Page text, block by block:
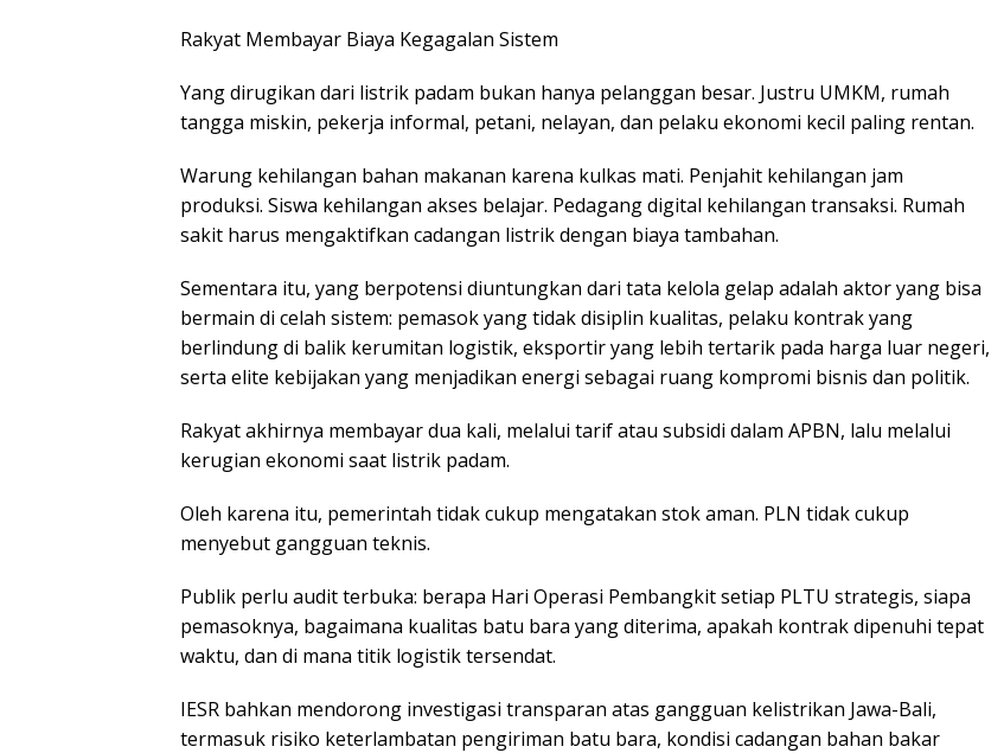
Rakyat Membayar Biaya Kegagalan Sistem
Yang dirugikan dari listrik padam bukan hanya pelanggan besar. Justru UMKM, rumah
tangga miskin, pekerja informal, petani, nelayan, dan pelaku ekonomi kecil paling rentan.
Warung kehilangan bahan makanan karena kulkas mati. Penjahit kehilangan jam
produksi. Siswa kehilangan akses belajar. Pedagang digital kehilangan transaksi. Rumah
sakit harus mengaktifkan cadangan listrik dengan biaya tambahan.
Sementara itu, yang berpotensi diuntungkan dari tata kelola gelap adalah aktor yang bisa
bermain di celah sistem: pemasok yang tidak disiplin kualitas, pelaku kontrak yang
berlindung di balik kerumitan logistik, eksportir yang lebih tertarik pada harga luar negeri,
serta elite kebijakan yang menjadikan energi sebagai ruang kompromi bisnis dan politik.
Rakyat akhirnya membayar dua kali, melalui tarif atau subsidi dalam APBN, lalu melalui
kerugian ekonomi saat listrik padam.
Oleh karena itu, pemerintah tidak cukup mengatakan stok aman. PLN tidak cukup
menyebut gangguan teknis.
Publik perlu audit terbuka: berapa Hari Operasi Pembangkit setiap PLTU strategis, siapa
pemasoknya, bagaimana kualitas batu bara yang diterima, apakah kontrak dipenuhi tepat
waktu, dan di mana titik logistik tersendat.
IESR bahkan mendorong investigasi transparan atas gangguan kelistrikan Jawa-Bali,
termasuk risiko keterlambatan pengiriman batu bara, kondisi cadangan bahan bakar